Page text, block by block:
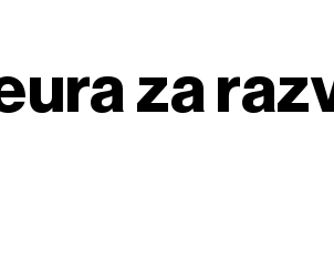
za